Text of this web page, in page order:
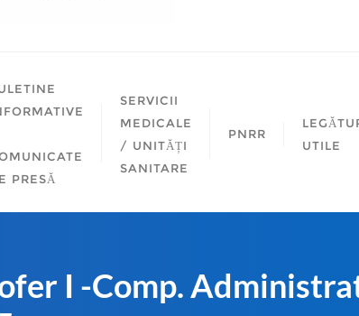
PRESĂ
SERVICII
MEDICALE
/ UNITĂȚI
SANITARE
PNRR
UTILE
I -Comp.